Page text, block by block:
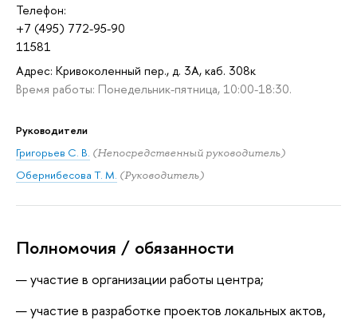
Телефон:
+7 (495) 772-95-90
11581
Адрес: Кривоколенный пер., д. 3А, каб. 308к
Время работы: Понедельник-пятница, 10:00-18:30.
Руководители
Григорьев С. В. (Непосредственный руководитель)
Обернибесова Т. М. (Руководитель)
Полномочия / обязанности
участие в организации работы центра;
участие в разработке проектов локальных актов,